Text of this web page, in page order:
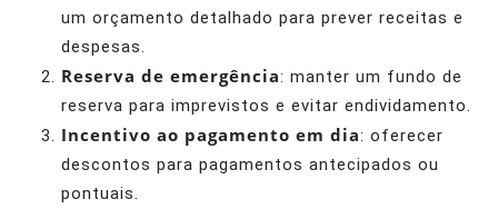
um orçamento detalhado para prever receitas e
despesas.
Reserva de emergência: manter um fundo de
reserva para imprevistos e evitar endividamento.
Incentivo ao pagamento em dia: oferecer
descontos para pagamentos antecipados ou
pontuais.